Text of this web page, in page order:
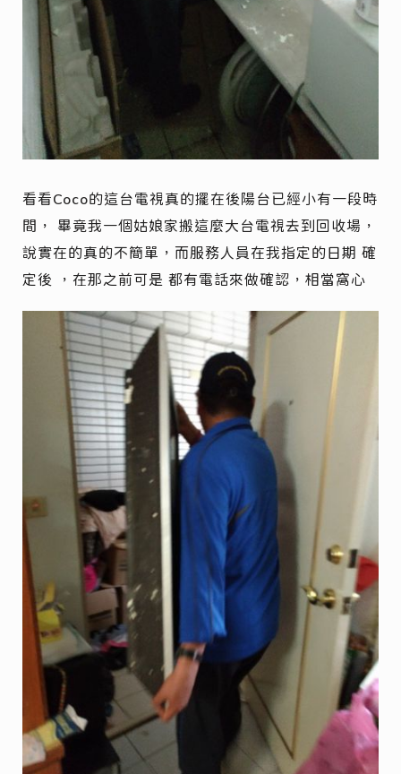
看看Coco的這台電視真的擺在後陽台已經小有一段時
間， 畢竟我一個姑娘家搬這麼大台電視去到回收場，
說實在的真的不簡單，而服務人員在我指定的日期 確
定後 ，在那之前可是 都有電話來做確認，相當窩心